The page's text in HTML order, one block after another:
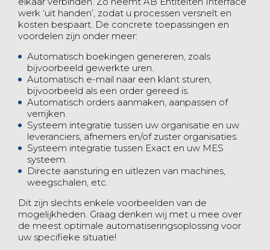
werk ‘uit handen’, zodat u processen versnelt en
kosten bespaart. De concrete toepassingen en
voordelen zijn onder meer:
Automatisch boekingen genereren, zoals
bijvoorbeeld gewerkte uren.
Automatisch e-mail naar een klant sturen,
bijvoorbeeld als een order gereed is.
Automatisch orders aanmaken, aanpassen of
verrijken.
Systeem integratie tussen uw organisatie en uw
leveranciers, afnemers en/of zuster organisaties.
Systeem integratie tussen Exact en uw MES
systeem.
Directe aansturing en uitlezen van machines,
weegschalen, etc.
Dit zijn slechts enkele voorbeelden van de
mogelijkheden. Graag denken wij met u mee over
de meest optimale automatiseringsoplossing voor
uw specifieke situatie!